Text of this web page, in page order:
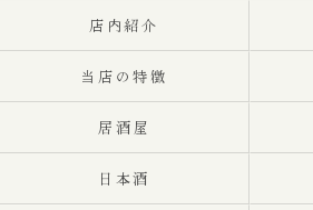
店内紹介
当店の特徴
居酒屋
日本酒